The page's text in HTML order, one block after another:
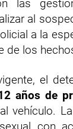
las
al
a la
de los
el
años de
vehículo.